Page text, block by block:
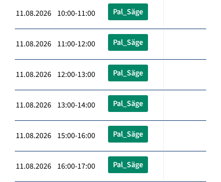
11.08.2026 10:00-11:00 Pal_Säge
11.08.2026 11:00-12:00 Pal_Säge
11.08.2026 12:00-13:00 Pal_Säge
11.08.2026 13:00-14:00 Pal_Säge
11.08.2026 15:00-16:00 Pal_Säge
11.08.2026 16:00-17:00 Pal_Säge